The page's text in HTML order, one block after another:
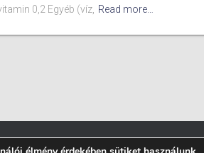
0,2 Egyéb (víz, Read more…